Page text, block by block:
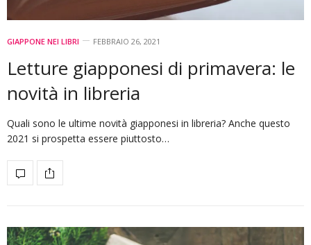
GIAPPONE NEI LIBRI FEBBRAIO 26, 2021
Letture giapponesi di primavera: le
novità in libreria
Quali sono le ultime novità giapponesi in libreria? Anche questo
2021 si prospetta essere piuttosto…